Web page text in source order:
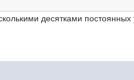
десятками